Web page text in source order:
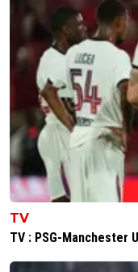
TV
TV : PSG-Manchester